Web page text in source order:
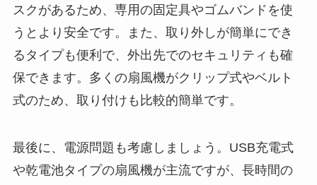
スクがあるため、専用の固定具やゴムバンドを使
うとより安全です。また、取り外しが簡単にでき
るタイプも便利で、外出先でのセキュリティも確
保できます。多くの扇風機がクリップ式やベルト
式のため、取り付けも比較的簡単です。
最後に、電源問題も考慮しましょう。USB充電式
や乾電池タイプの扇風機が主流ですが、長時間の